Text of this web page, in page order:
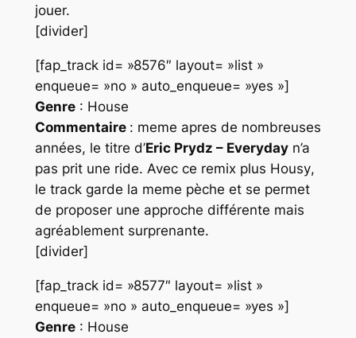
jouer.
[divider]
[fap_track id= »8576″ layout= »list »
enqueue= »no » auto_enqueue= »yes »]
Genre: House
Commentaire : meme apres de nombreuses
années, le titre d’Eric Prydz – Everydayn’a
pas prit une ride. Avec ce remix plus Housy,
le track garde la meme pèche et se permet
de proposer une approche différente mais
agréablement surprenante.
[divider]
[fap_track id= »8577″ layout= »list »
enqueue= »no » auto_enqueue= »yes »]
Genre: House